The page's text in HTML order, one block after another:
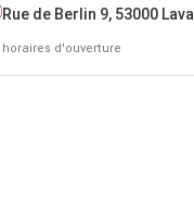
Rue de Berlin 9, 53000 Laval
horaires d'ouverture